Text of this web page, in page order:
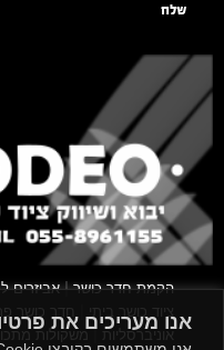
אנו מעריכים את
שלח
הקמת חדר כושר|אביזרים
ציוד כושר ביתי חדר כושר
אוניברסליות | משקולות